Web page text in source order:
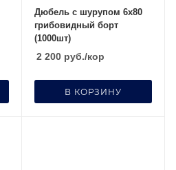
Дюбель с шурупом 6х80
грибовидный борт
(1000шт)
2 200 руб./кор
В КОРЗИНУ